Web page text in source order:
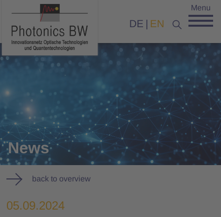
DE EN
Menu
News
back to overview
05.09.2024